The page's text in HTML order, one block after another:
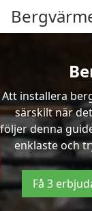
Att installera
särskilt när
följer denna
enklaste och
Få 3